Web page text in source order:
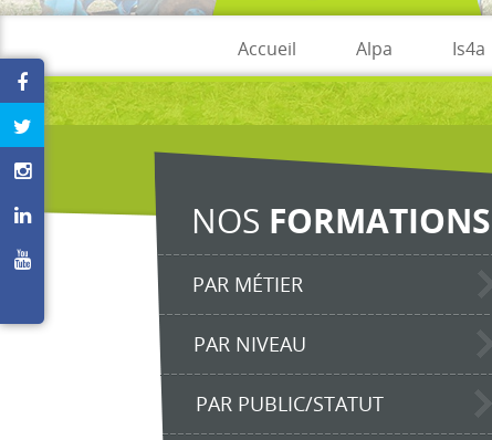
Accueil Alpa Is4a
NOS FORMATIONS
PAR MÉTIER
PAR NIVEAU
PAR PUBLIC/STATUT